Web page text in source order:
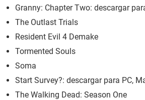
Granny: Chapter Two: descargar
The Outlast Trials
Resident Evil 4 Demake
Tormented Souls
Soma
Start Survey?: descargar para PC,
The Walking Dead: Season One